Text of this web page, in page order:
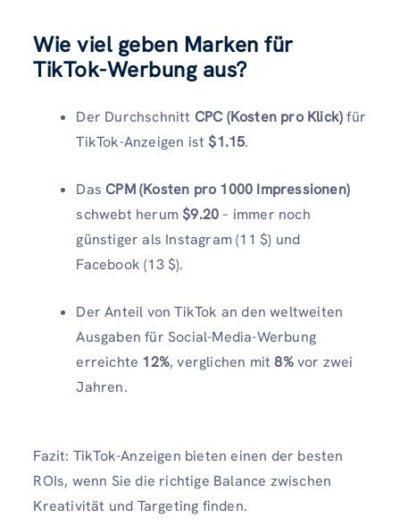
Wie viel geben Marken für
TikTok-Werbung aus?
Der Durchschnitt CPC (Kosten pro Klick)für
TikTok-Anzeigen ist$1.15.
DasCPM (Kosten pro 1000 Impressionen)
schwebt herum$9.20– immer noch
günstiger als Instagram (11 $) und
Facebook (13 $).
Der Anteil von TikTok an den weltweiten
Ausgaben für Social-Media-Werbung
erreichte 12%, verglichen mit8%vor zwei
Jahren.
Fazit: TikTok-Anzeigen bieten einen der besten
ROIs, wenn Sie die richtige Balance zwischen
Kreativität und Targeting finden.